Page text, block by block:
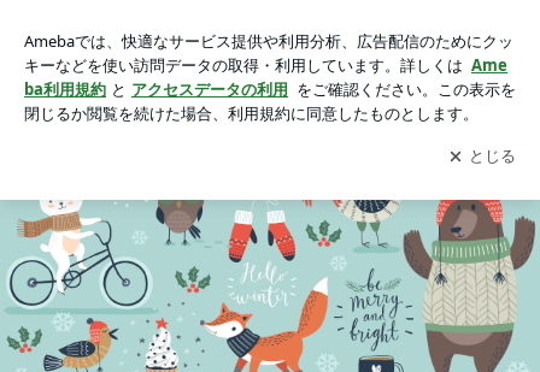
アプリをダウンロードして ブログの更新通知
を受け取りまし
ょう。
開く